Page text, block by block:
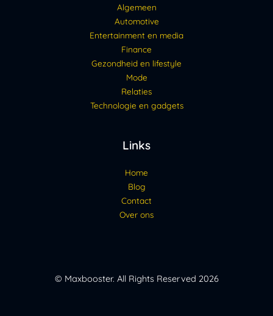
Algemeen
Automotive
Entertainment en media
Finance
Gezondheid en lifestyle
Mode
Relaties
Technologie en gadgets
Links
Home
Blog
Contact
Over ons
© Maxbooster. All Rights Reserved 2026